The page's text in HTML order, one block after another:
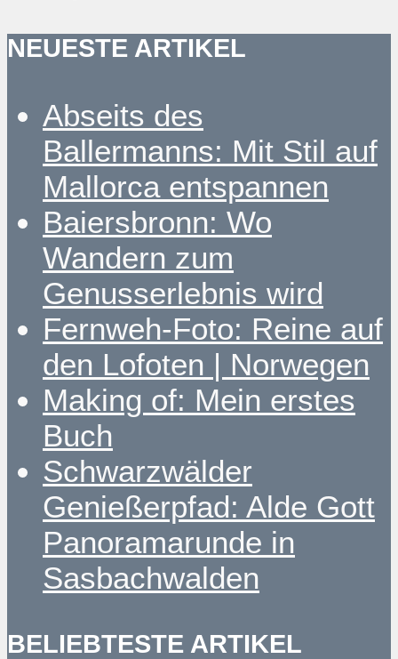
NEUESTE ARTIKEL
Abseits des
Ballermanns: Mit Stil auf
Mallorca entspannen
Baiersbronn: Wo
Wandern zum
Genusserlebnis wird
Fernweh-Foto: Reine auf
den Lofoten | Norwegen
Making of: Mein erstes
Buch
Schwarzwälder
Genießerpfad: Alde Gott
Panoramarunde in
Sasbachwalden
BELIEBTESTE ARTIKEL